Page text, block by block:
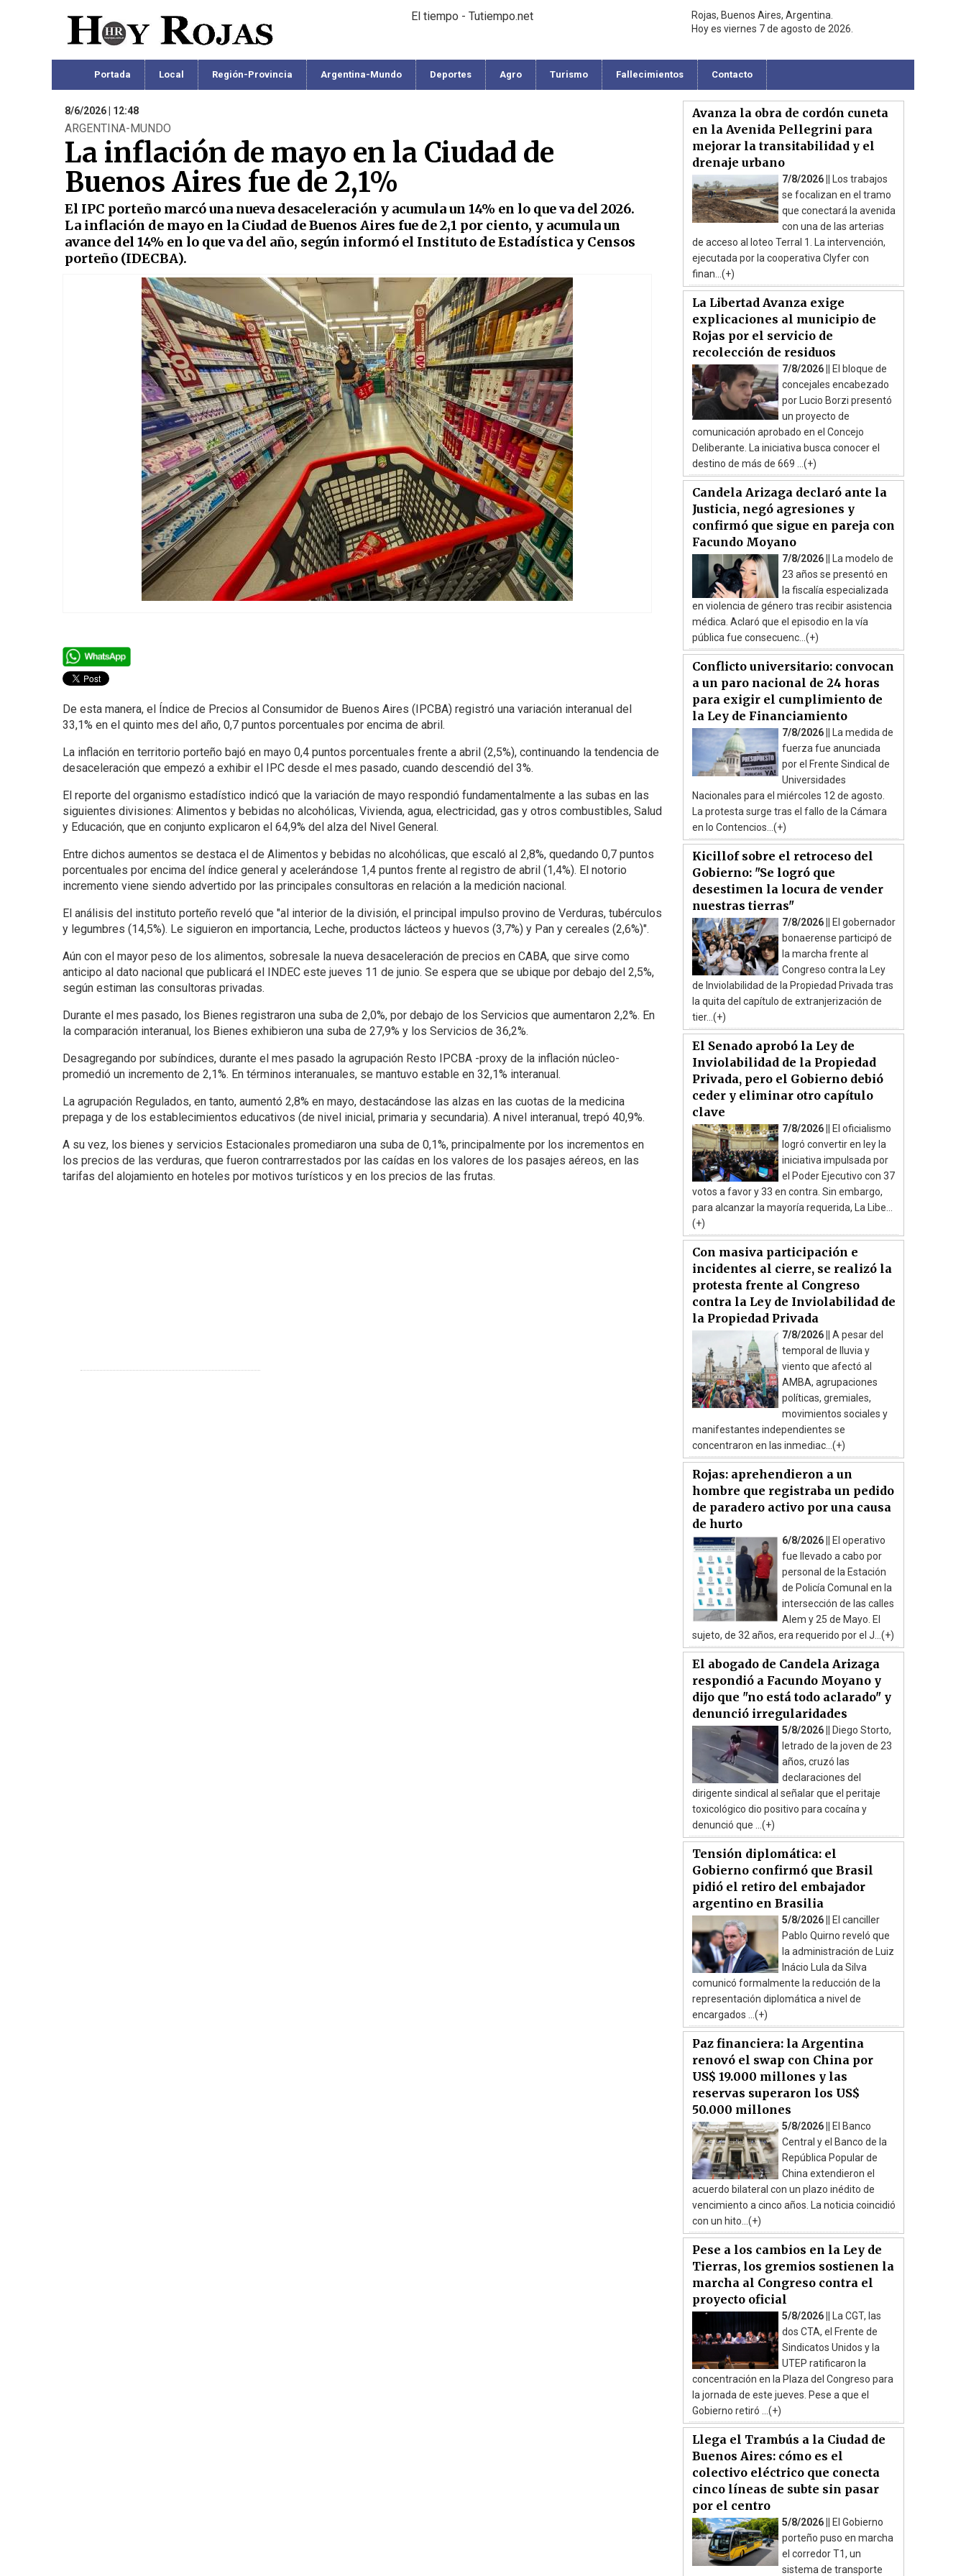
El tiempo - Tutiempo.net
Rojas, Buenos Aires, Argentina.
Hoy es viernes 7 de agosto de 2026.
Portada Local Región-Provincia Argentina-Mundo Deportes Agro Turismo Fallecimientos Contacto
8/6/2026 | 12:48
ARGENTINA-MUNDO
La inflación de mayo en la Ciudad de
Buenos Aires fue de 2,1%
El IPC porteño marcó una nueva desaceleración y acumula un 14% en lo que va del 2026.
La inflación de mayo en la Ciudad de Buenos Aires fue de 2,1 por ciento, y acumula un
avance del 14% en lo que va del año, según informó el Instituto de Estadística y Censos
porteño (IDECBA).
De esta manera, el Índice de Precios al Consumidor de Buenos Aires (IPCBA) registró una variación interanual del
33,1% en el quinto mes del año, 0,7 puntos porcentuales por encima de abril.
La inflación en territorio porteño bajó en mayo 0,4 puntos porcentuales frente a abril (2,5%), continuando la tendencia de
desaceleración que empezó a exhibir el IPC desde el mes pasado, cuando descendió del 3%.
El reporte del organismo estadístico indicó que la variación de mayo respondió fundamentalmente a las subas en las
siguientes divisiones: Alimentos y bebidas no alcohólicas, Vivienda, agua, electricidad, gas y otros combustibles, Salud
y Educación, que en conjunto explicaron el 64,9% del alza del Nivel General.
Entre dichos aumentos se destaca el de Alimentos y bebidas no alcohólicas, que escaló al 2,8%, quedando 0,7 puntos
porcentuales por encima del índice general y acelerándose 1,4 puntos frente al registro de abril (1,4%). El notorio
incremento viene siendo advertido por las principales consultoras en relación a la medición nacional.
El análisis del instituto porteño reveló que "al interior de la división, el principal impulso provino de Verduras, tubérculos
y legumbres (14,5%). Le siguieron en importancia, Leche, productos lácteos y huevos (3,7%) y Pan y cereales (2,6%)".
Aún con el mayor peso de los alimentos, sobresale la nueva desaceleración de precios en CABA, que sirve como
anticipo al dato nacional que publicará el INDEC este jueves 11 de junio. Se espera que se ubique por debajo del 2,5%,
según estiman las consultoras privadas.
Durante el mes pasado, los Bienes registraron una suba de 2,0%, por debajo de los Servicios que aumentaron 2,2%. En
la comparación interanual, los Bienes exhibieron una suba de 27,9% y los Servicios de 36,2%.
Desagregando por subíndices, durante el mes pasado la agrupación Resto IPCBA -proxy de la inflación núcleo-
promedió un incremento de 2,1%. En términos interanuales, se mantuvo estable en 32,1% interanual.
La agrupación Regulados, en tanto, aumentó 2,8% en mayo, destacándose las alzas en las cuotas de la medicina
prepaga y de los establecimientos educativos (de nivel inicial, primaria y secundaria). A nivel interanual, trepó 40,9%.
A su vez, los bienes y servicios Estacionales promediaron una suba de 0,1%, principalmente por los incrementos en
los precios de las verduras, que fueron contrarrestados por las caídas en los valores de los pasajes aéreos, en las
tarifas del alojamiento en hoteles por motivos turísticos y en los precios de las frutas.
Avanza la obra de cordón cuneta
en la Avenida Pellegrini para
mejorar la transitabilidad y el
drenaje urbano
7/8/2026 ||
Los trabajos
se focalizan en el tramo
que conectará la avenida
con una de las arterias
de acceso al loteo Terral 1. La intervención,
ejecutada por la cooperativa Clyfer con
finan...(+)
La Libertad Avanza exige
explicaciones al municipio de
Rojas por el servicio de
recolección de residuos
7/8/2026 ||
El bloque de
concejales encabezado
por Lucio Borzi presentó
un proyecto de
comunicación aprobado en el Concejo
Deliberante. La iniciativa busca conocer el
destino de más de 669 ...(+)
Candela Arizaga declaró ante la
Justicia, negó agresiones y
confirmó que sigue en pareja con
Facundo Moyano
7/8/2026 ||
La modelo de
23 años se presentó en
la fiscalía especializada
en violencia de género tras recibir asistencia
médica. Aclaró que el episodio en la vía
pública fue consecuenc...(+)
Conflicto universitario: convocan
a un paro nacional de 24 horas
para exigir el cumplimiento de
la Ley de Financiamiento
7/8/2026 ||
La medida de
fuerza fue anunciada
por el Frente Sindical de
Universidades
Nacionales para el miércoles 12 de agosto.
La protesta surge tras el fallo de la Cámara
en lo Contencios...(+)
Kicillof sobre el retroceso del
Gobierno: "Se logró que
desestimen la locura de vender
nuestras tierras"
7/8/2026 ||
El gobernador
bonaerense participó de
la marcha frente al
Congreso contra la Ley
de Inviolabilidad de la Propiedad Privada tras
la quita del capítulo de extranjerización de
tier...(+)
El Senado aprobó la Ley de
Inviolabilidad de la Propiedad
Privada, pero el Gobierno debió
ceder y eliminar otro capítulo
clave
7/8/2026 ||
El oficialismo
logró convertir en ley la
iniciativa impulsada por
el Poder Ejecutivo con 37
votos a favor y 33 en contra. Sin embargo,
para alcanzar la mayoría requerida, La Libe...
(+)
Con masiva participación e
incidentes al cierre, se realizó la
protesta frente al Congreso
contra la Ley de Inviolabilidad de
la Propiedad Privada
7/8/2026 || A pesar del
temporal de lluvia y
viento que afectó al
AMBA, agrupaciones
políticas, gremiales,
movimientos sociales y
manifestantes independientes se
concentraron en las inmediac...(+)
Rojas: aprehendieron a un
hombre que registraba un pedido
de paradero activo por una causa
de hurto
6/8/2026 ||
El operativo
fue llevado a cabo por
personal de la Estación
de Policía Comunal en la
intersección de las calles
Alem y 25 de Mayo. El
sujeto, de 32 años, era requerido por el J...(+)
El abogado de Candela Arizaga
respondió a Facundo Moyano y
dijo que "no está todo aclarado" y
denunció irregularidades
5/8/2026 ||
Diego Storto,
letrado de la joven de 23
años, cruzó las
declaraciones del
dirigente sindical al señalar que el peritaje
toxicológico dio positivo para cocaína y
denunció que ...(+)
Tensión diplomática: el
Gobierno confirmó que Brasil
pidió el retiro del embajador
argentino en Brasilia
5/8/2026 ||
El canciller
Pablo Quirno reveló que
la administración de Luiz
Inácio Lula da Silva
comunicó formalmente la reducción de la
representación diplomática a nivel de
encargados ...(+)
Paz financiera: la Argentina
renovó el swap con China por
US$ 19.000 millones y las
reservas superaron los US$
50.000 millones
5/8/2026 ||
El Banco
Central y el Banco de la
República Popular de
China extendieron el
acuerdo bilateral con un plazo inédito de
vencimiento a cinco años. La noticia coincidió
con un hito...(+)
Pese a los cambios en la Ley de
Tierras, los gremios sostienen la
marcha al Congreso contra el
proyecto oficial
5/8/2026 ||
La CGT, las
dos CTA, el Frente de
Sindicatos Unidos y la
UTEP ratificaron la
concentración en la Plaza del Congreso para
la jornada de este jueves. Pese a que el
Gobierno retiró ...(+)
Llega el Trambús a la Ciudad de
Buenos Aires: cómo es el
colectivo eléctrico que conecta
cinco líneas de subte sin pasar
por el centro
5/8/2026 ||
El Gobierno
porteño puso en marcha
el corredor T1, un
sistema de transporte